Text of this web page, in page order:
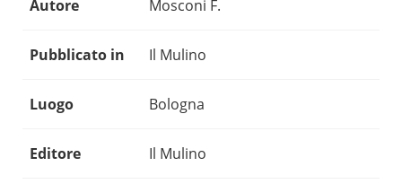
Autore Mosconi F.
Pubblicato in Il Mulino
Luogo Bologna
Editore Il Mulino